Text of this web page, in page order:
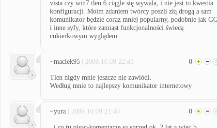
vista czy win7 tlen 6 ciągle się wywala, i nie jest to kwestia
konfiguracji. Moim zdaniem twórcy poszli złą drogą a sam
komunikator będzie coraz mniej popularny, podobnie jak
i inne syfy, które zamiast funkcjonalności świecą
cukierkowym wyglądem.
~maciek95 | 2009.10.09 22:43 0
Tlen nigdy mnie jeszcze nie zawiódł.
Według mnie to najlepszy komunikator internetowy
~yura | 2009.10.09 21:40 0